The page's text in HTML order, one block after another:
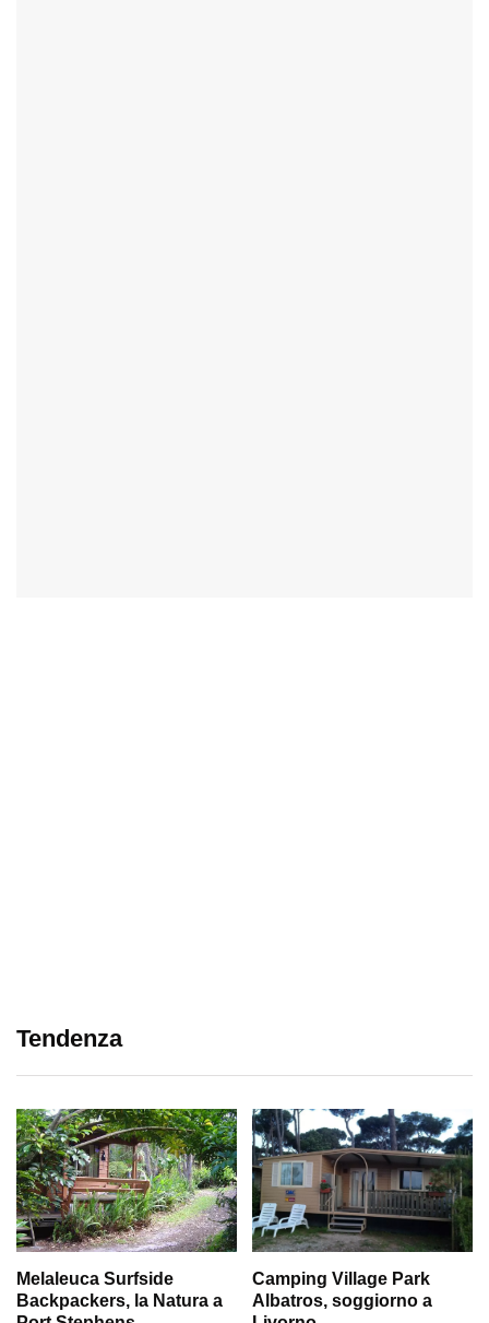
Tendenza
Melaleuca Surfside
Backpackers, la Natura a
Camping Village Park
Albatros, soggiorno a